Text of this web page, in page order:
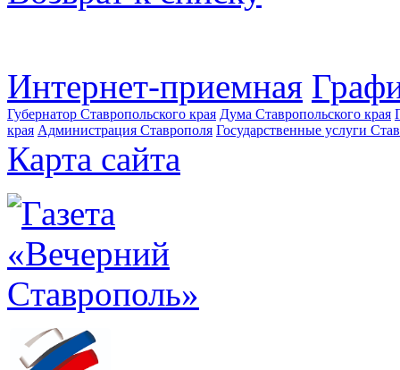
Интернет-приемная
Губернатор Ставропольского края Дума Ставропольского края
края Администрация Ставрополя Государственные услуги
Карта сайта